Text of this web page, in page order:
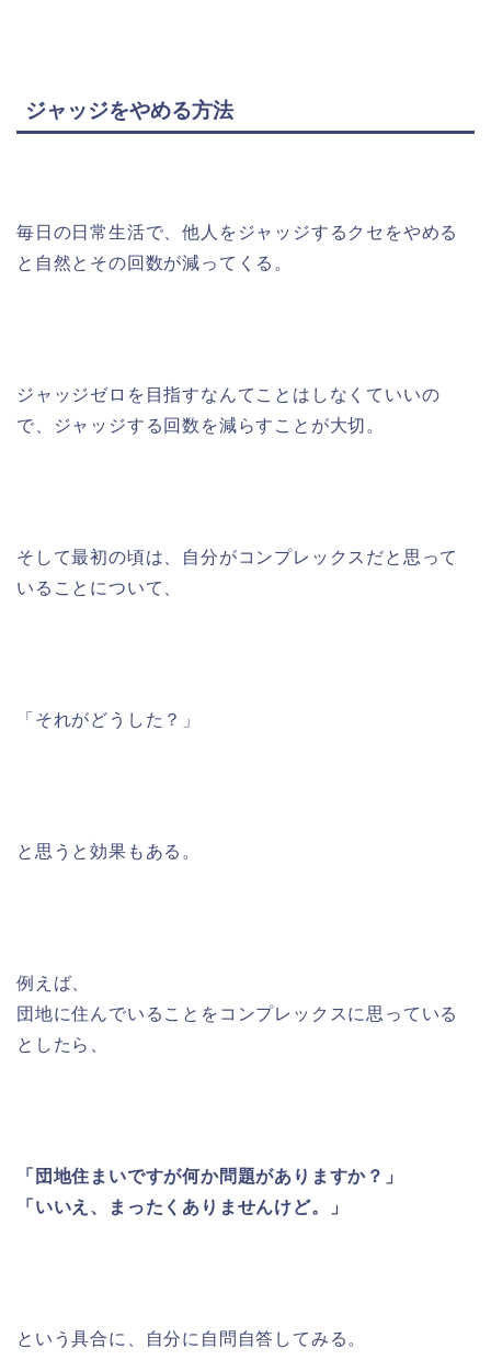
ジャッジをやめる方法
毎日の日常生活で、他人をジャッジするクセをやめる
と自然とその回数が減ってくる。
ジャッジゼロを目指すなんてことはしなくていいの
で、ジャッジする回数を減らすことが大切。
そして最初の頃は、自分がコンプレックスだと思って
いることについて、
「それがどうした？」
と思うと効果もある。
例えば、
団地に住んでいることをコンプレックスに思っている
としたら、
「団地住まいですが何か問題がありますか？」
「いいえ、まったくありませんけど。」
という具合に、自分に自問自答してみる。